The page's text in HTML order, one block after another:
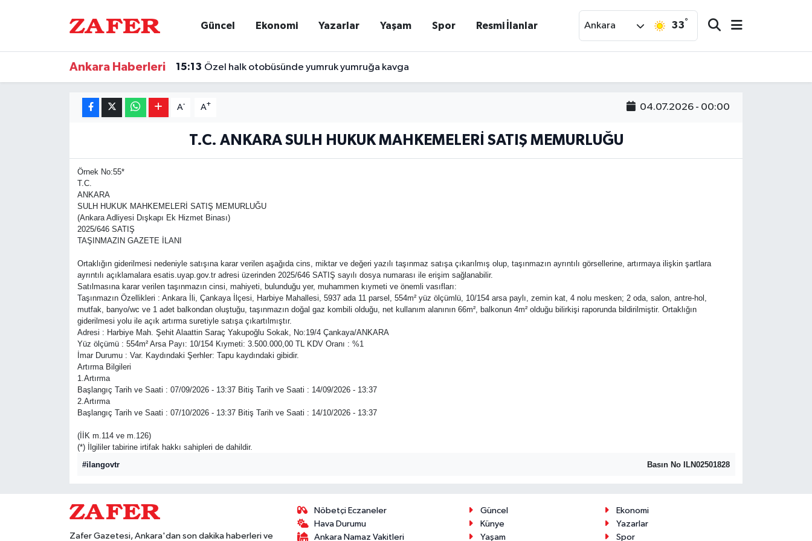
Güncel Ekonomi Yazarlar Yaşam Spor Resmi İlanlar Ankara 33°
Ankara Haberleri 15:13 Özel halk otobüsünde yumruk yumruğa kavga
A- A+ 04.07.2026 - 00:00
T.C. ANKARA SULH HUKUK MAHKEMELERİ SATIŞ MEMURLUĞU
Örnek No:55*
T.C.
ANKARA
SULH HUKUK MAHKEMELERİ SATIŞ MEMURLUĞU
(Ankara Adliyesi Dışkapı Ek Hizmet Binası)
2025/646 SATIŞ
TAŞINMAZIN GAZETE İLANI
Ortaklığın giderilmesi nedeniyle satışına karar verilen aşağıda cins, miktar ve değeri yazılı taşınmaz satışa çıkarılmış olup, taşınmazın ayrıntılı görsellerine, artırmaya ilişkin şartlara
ayrıntılı açıklamalara esatis.uyap.gov.tr adresi üzerinden 2025/646 SATIŞ sayılı dosya numarası ile erişim sağlanabilir.
Satılmasına karar verilen taşınmazın cinsi, mahiyeti, bulunduğu yer, muhammen kıymeti ve önemli vasıfları:
Taşınmazın Özellikleri : Ankara İli, Çankaya İlçesi, Harbiye Mahallesi, 5937 ada 11 parsel, 554m² yüz ölçümlü, 10/154 arsa paylı, zemin kat, 4 nolu mesken; 2 oda, salon, antre-hol,
mutfak, banyo/wc ve 1 adet balkondan oluştuğu, taşınmazın doğal gaz kombili olduğu, net kullanım alanının 66m², balkonun 4m² olduğu bilirkişi raporunda bildirilmiştir. Ortaklığın
giderilmesi yolu ile açık artırma suretiyle satışa çıkartılmıştır.
Adresi : Harbiye Mah. Şehit Alaattin Saraç Yakupoğlu Sokak, No:19/4 Çankaya/ANKARA
Yüz ölçümü : 554m² Arsa Payı: 10/154 Kıymeti: 3.500.000,00 TL KDV Oranı : %1
İmar Durumu : Var. Kaydındaki Şerhler: Tapu kaydındaki gibidir.
Artırma Bilgileri
1.Artırma
Başlangıç Tarih ve Saati : 07/09/2026 - 13:37 Bitiş Tarih ve Saati : 14/09/2026 - 13:37
2.Artırma
Başlangıç Tarih ve Saati : 07/10/2026 - 13:37 Bitiş Tarih ve Saati : 14/10/2026 - 13:37
(İİK m.114 ve m.126)
(*) İlgililer tabirine irtifak hakkı sahipleri de dahildir.
#ilangovtr
Basın No ILN02501828
Zafer Gazetesi, Ankara'dan son dakika haberleri ve
Nöbetçi Eczaneler
Hava Durumu
Ankara Namaz Vakitleri
Güncel
Ekonomi
Künye
Yazarlar
Yaşam
Spor
Ankara Namaz Vakitleri
Süper Lig Puan Durumu ve Fikstür
Tüm Manşetler
Son Dakika Haberleri
Haber Arşivi